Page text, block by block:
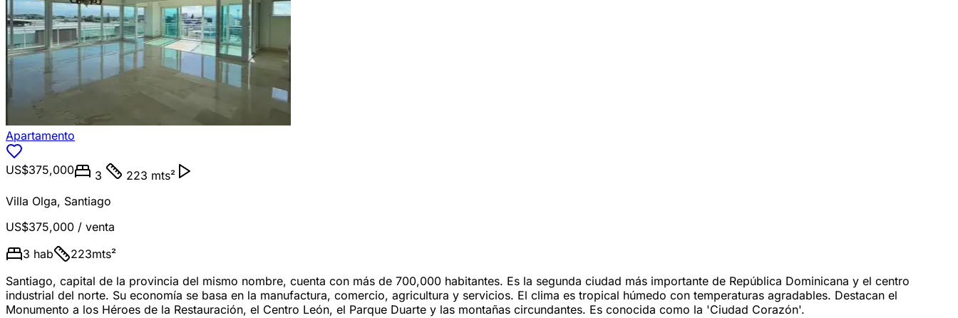
Apartamento
US$375,000 3
223 mts²
Villa Olga, Santiago
US$375,000 / venta
3 hab 223mts²
Santiago, capital de la provincia del mismo nombre, cuenta con más de 700,000 habitantes. Es la segunda ciudad más importante de República Dominicana y el centro
industrial del norte. Su economía se basa en la manufactura, comercio, agricultura y servicios. El clima es tropical húmedo con temperaturas agradables. Destacan el
Monumento a los Héroes de la Restauración, el Centro León, el Parque Duarte y las montañas circundantes. Es conocida como la 'Ciudad Corazón'.